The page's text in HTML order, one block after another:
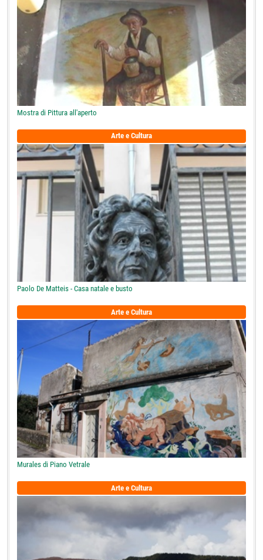
Mostra di Pittura all'aperto
Arte e Cultura
Paolo De Matteis - Casa natale e busto
Arte e Cultura
Murales di Piano Vetrale
Arte e Cultura